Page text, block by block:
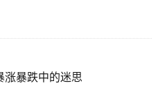
暴跌中的迷思